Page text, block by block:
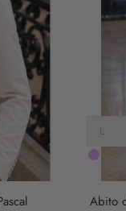
LILLA
Abito